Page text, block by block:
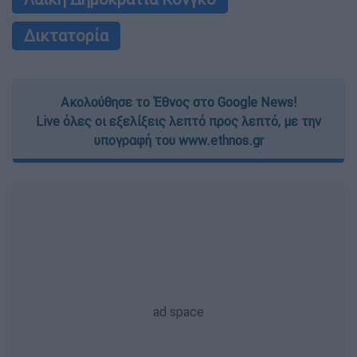
Δικτατορία
Ακολούθησε το Έθνος στο Google News!
Live όλες οι εξελίξεις λεπτό προς λεπτό, με την
υπογραφή του www.ethnos.gr